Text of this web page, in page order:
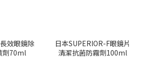
效眼鏡除
劑70ml
日本SUPERIOR-F眼鏡片
清潔抗菌防霧劑100ml